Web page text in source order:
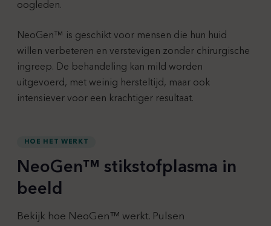
oogleden.
NeoGen™ is geschikt voor mensen die hun huid
willen verbeteren en verstevigen zonder chirurgische
ingreep. De behandeling kan mild worden
uitgevoerd, met weinig hersteltijd, maar ook
intensiever voor een krachtiger resultaat.
HOE HET WERKT
NeoGen™ stikstofplasma in
beeld
Bekijk hoe NeoGen™ werkt. Pulsen